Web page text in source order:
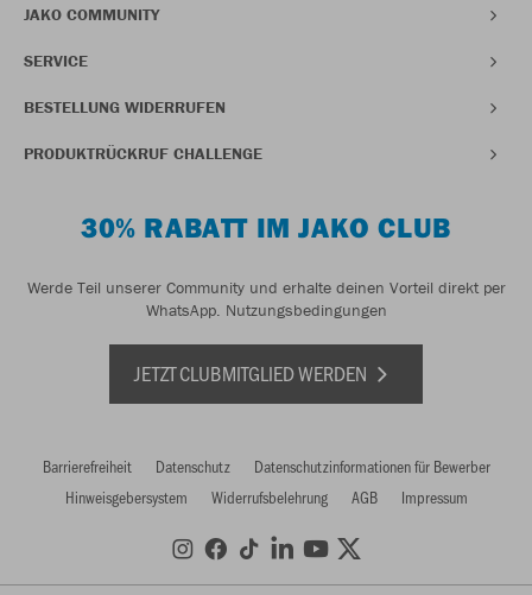
JAKO COMMUNITY
SERVICE
BESTELLUNG WIDERRUFEN
PRODUKTRÜCKRUF CHALLENGE
30% RABATT IM JAKO CLUB
Werde Teil unserer Community und erhalte deinen Vorteil direkt per
WhatsApp. Nutzungsbedingungen
JETZT CLUBMITGLIED WERDEN
Barrierefreiheit Datenschutz
Datenschutzinformationen für Bewerber
Hinweisgebersystem
Widerrufsbelehrung AGB Impressum